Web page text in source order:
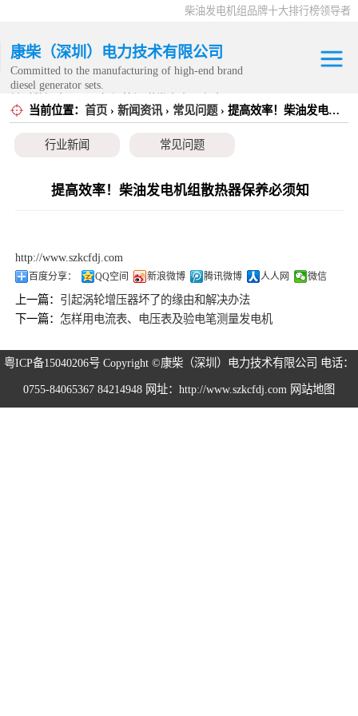
柴油发电机组品牌十大排行榜领导者
康柴（深圳）电力技术有限公司
Committed to the manufacturing of high-end brand
diesel generator sets.
务范围内。
当前位置： 首页 › 新闻资讯› 常见问题 › 提高效率！柴油发电机组散热器保养必须知
行业新闻 常见问题
提高效率！柴油发电机组散热器保养必须知
http://www.szkcfdj.com
百度分享： QQ空间 新浪微博 腾讯微博 人人网 微信
上一篇： 引起涡轮增压器坏了的缘由和解决办法
下一篇： 怎样用电流表、电压表及验电笔测量发电机
粤ICP备15040206号 Copyright ©康柴（深圳）电力技术有限公司 电话：
0755-84065367 84214948 网址：http://www.szkcfdj.com 网站地图
康明斯发电机组
静音发电机组
移动发电机组
发电机租赁
CPG原厂整机